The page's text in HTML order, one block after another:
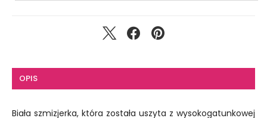
OPIS
Biała szmizjerka, która została uszyta z wysokogatunkowej